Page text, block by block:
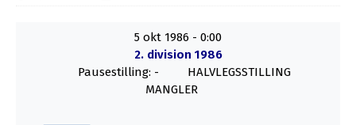
5 okt 1986 - 0:00
2. division 1986
Pausestilling: -
HALVLEGSSTILLING
MANGLER